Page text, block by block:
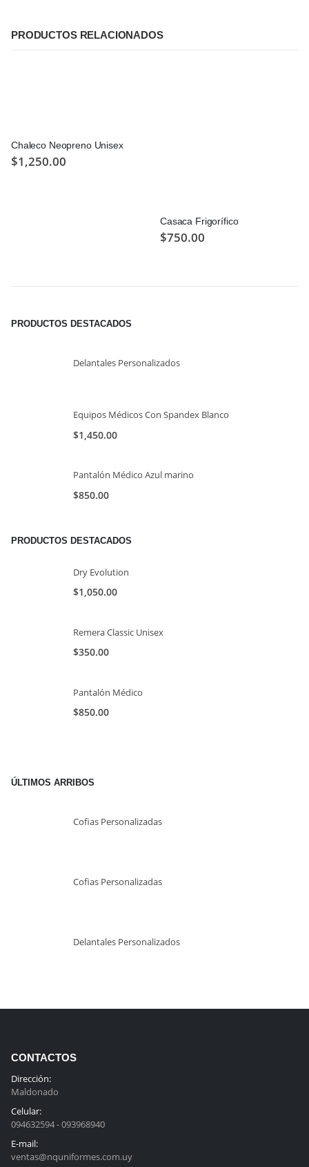
PRODUCTOS RELACIONADOS
Chaleco Neopreno Unisex
$1,250.00
Casaca Frigorífico
$750.00
PRODUCTOS DESTACADOS
Delantales Personalizados
Equipos Médicos Con Spandex Blanco
$1,450.00
Pantalón Médico Azul marino
$850.00
PRODUCTOS DESTACADOS
Dry Evolution
$1,050.00
Remera Classic Unisex
$350.00
Pantalón Médico
$850.00
ÚLTIMOS ARRIBOS
Cofias Personalizadas
Cofias Personalizadas
Delantales Personalizados
CONTACTOS
Dirección:
Maldonado
Celular:
094632594 - 093968940
E-mail:
ventas@nquniformes.com.uy